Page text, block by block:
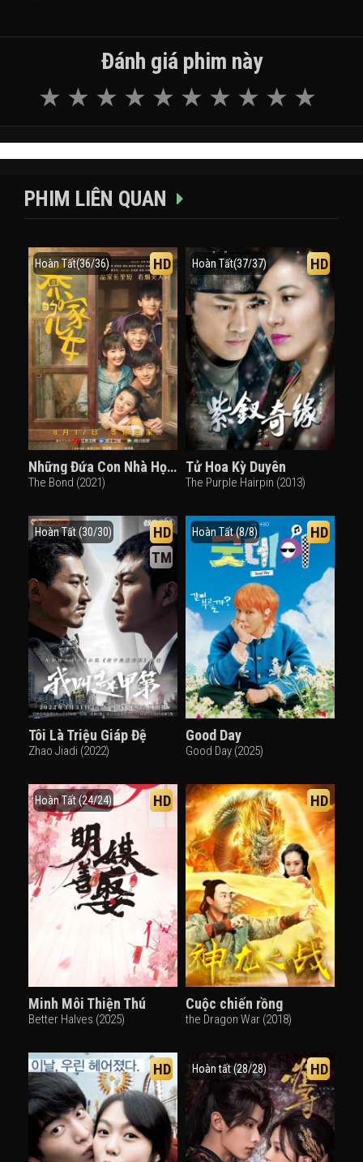
Đánh giá phim này
PHIM LIÊN QUAN
Hoàn Tất(36/36) HD
Những Đứa Con Nhà Họ Kiều
The Bond (2021)
Hoàn Tất(37/37) HD
Tử Hoa Kỳ Duyên
The Purple Hairpin (2013)
Hoàn Tất (30/30)
HD
TM
Tôi Là Triệu Giáp Đệ
Zhao Jiadi (2022)
Hoàn Tất (8/8) HD
Good Day
Good Day (2025)
Hoàn Tất (24/24) HD
Minh Môi Thiện Thú
Better Halves (2025)
HD
Cuộc chiến rồng
the Dragon War (2018)
HD Hoàn tất (28/28) HD